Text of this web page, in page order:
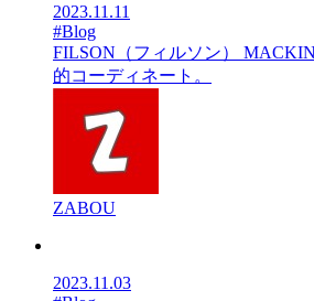
2023.11.11
#Blog
FILSON（フィルソン）
的コーディネート。
ZABOU
2023.11.03